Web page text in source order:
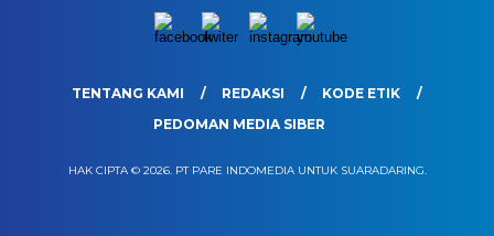
TENTANG KAMI REDAKSI
KODE ETIK
PEDOMAN MEDIA SIBER
HAK CIPTA © 2026. PT PARE INDOMEDIA UNTUK SUARADARING.